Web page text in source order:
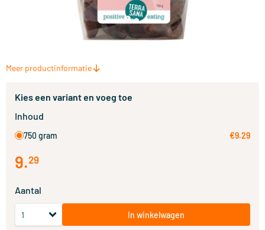
Meer productinformatie
Kies een variant en voeg toe
Inhoud
750 gram €9.29
9.29
Aantal
In winkelwagen